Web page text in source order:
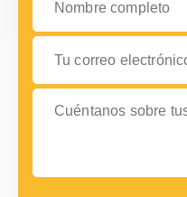
Tu correo electrónico
Cuéntanos sobre tus